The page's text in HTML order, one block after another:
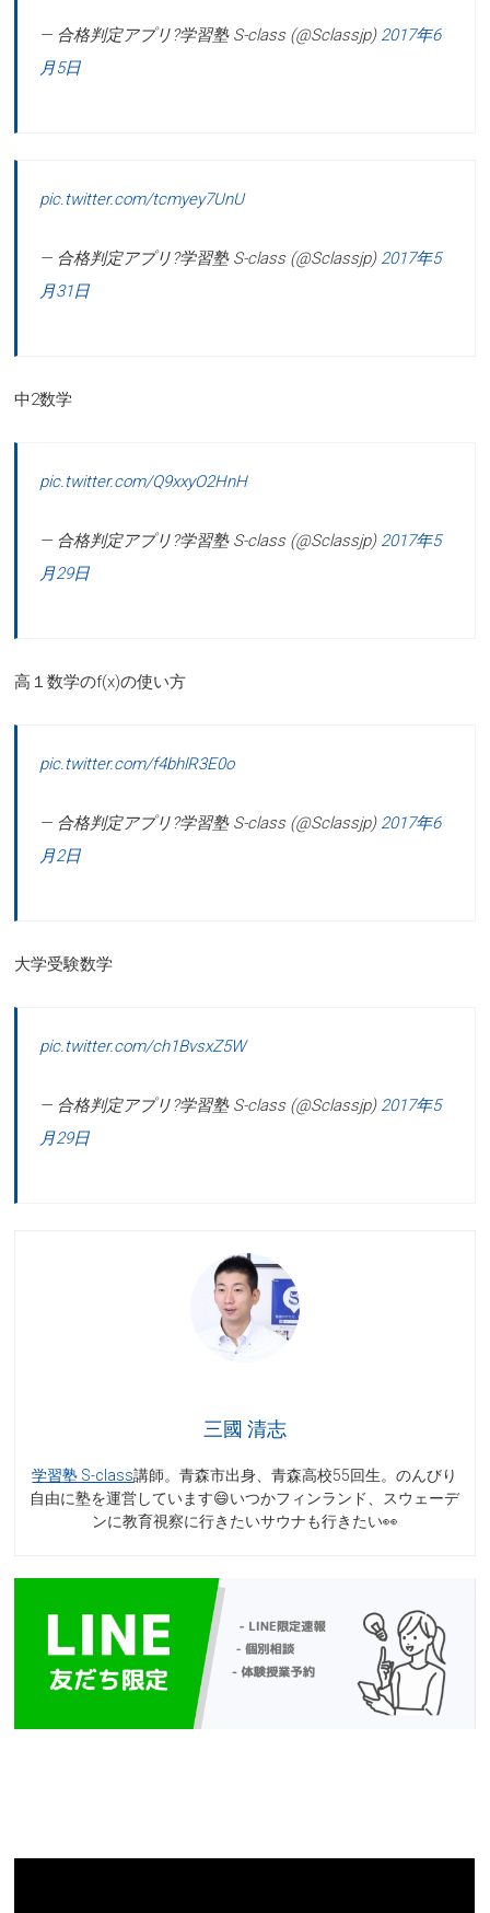
— 合格判定アプリ?学習塾 S-class (@Sclassjp) 2017年6
月5日
pic.twitter.com/tcmyey7UnU
— 合格判定アプリ?学習塾 S-class (@Sclassjp) 2017年5
月31日
中2数学
pic.twitter.com/Q9xxyO2HnH
— 合格判定アプリ?学習塾 S-class (@Sclassjp) 2017年5
月29日
高１数学のf(x)の使い方
pic.twitter.com/f4bhlR3E0o
— 合格判定アプリ?学習塾 S-class (@Sclassjp) 2017年6
月2日
大学受験数学
pic.twitter.com/ch1BvsxZ5W
— 合格判定アプリ?学習塾 S-class (@Sclassjp) 2017年5
月29日
三國 清志
学習塾 S-class講師。青森市出身、青森高校55回生。のんびり
自由に塾を運営しています😄いつかフィンランド、スウェーデ
ンに教育視察に行きたいサウナも行きたい👀